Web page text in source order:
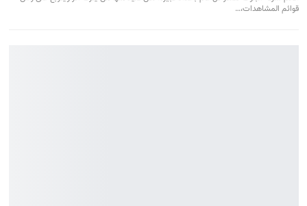
قوائم المشاهدات،…